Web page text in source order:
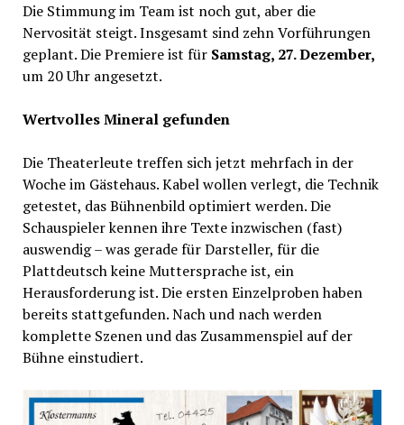
Die Stimmung im Team ist noch gut, aber die
Nervosität steigt. Insgesamt sind zehn Vorführungen
geplant. Die Premiere ist für Samstag, 27. Dezember,
um 20 Uhr angesetzt.
Wertvolles Mineral gefunden
Die Theaterleute treffen sich jetzt mehrfach in der
Woche im Gästehaus. Kabel wollen verlegt, die Technik
getestet, das Bühnenbild optimiert werden. Die
Schauspieler kennen ihre Texte inzwischen (fast)
auswendig – was gerade für Darsteller, für die
Plattdeutsch keine Muttersprache ist, ein
Herausforderung ist. Die ersten Einzelproben haben
bereits stattgefunden. Nach und nach werden
komplette Szenen und das Zusammenspiel auf der
Bühne einstudiert.